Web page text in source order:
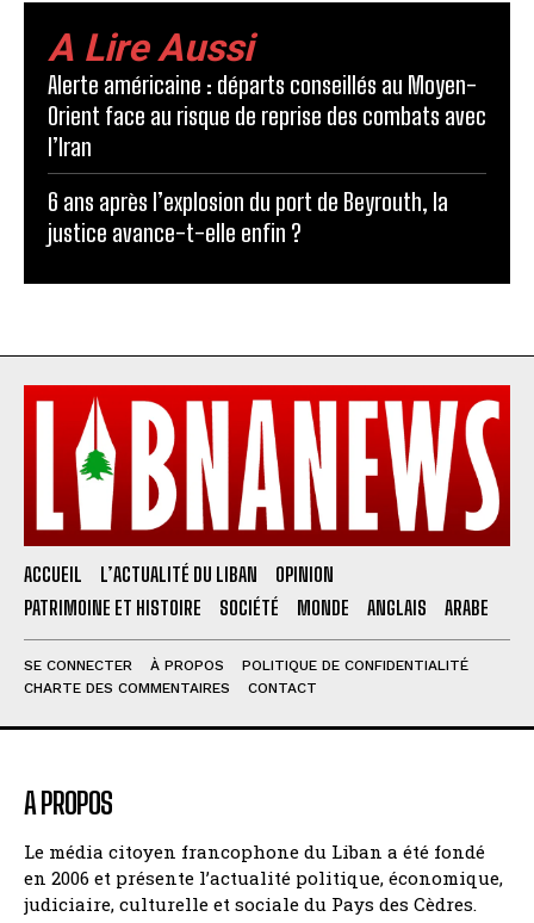
A Lire Aussi
Alerte américaine : départs conseillés au Moyen-
Orient face au risque de reprise des combats avec
l’Iran
6 ans après l’explosion du port de Beyrouth, la
justice avance-t-elle enfin ?
ACCUEIL L’ACTUALITÉ DU LIBAN
OPINION
PATRIMOINE ET HISTOIRE
SOCIÉTÉ MONDE ANGLAIS ARABE
SE CONNECTER À PROPOS
POLITIQUE DE CONFIDENTIALITÉ
CHARTE DES COMMENTAIRES
CONTACT
A PROPOS
Le média citoyen francophone du Liban a été fondé
en 2006 et présente l’actualité politique, économique,
judiciaire, culturelle et sociale du Pays des Cèdres.